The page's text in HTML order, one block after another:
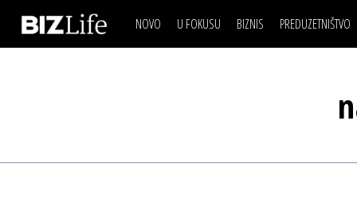
NOVO U FOKUSU BIZNIS
ESG & ENERGY
PREDUZETNIŠTVO
IZJAVA DANABIZNIS SCENA